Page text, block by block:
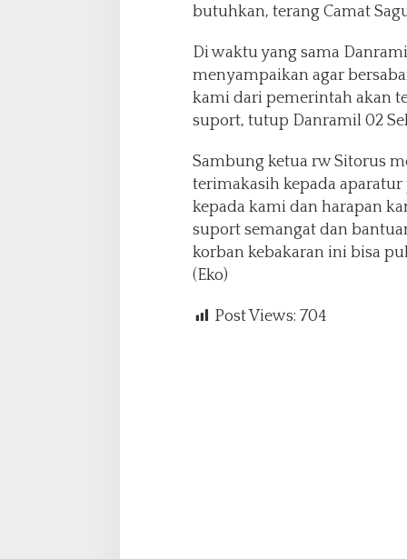
butuhkan, terang Camat
Di waktu yang sama
menyampaikan agar
kami dari pemerintah akan
suport, tutup Danramil 02
Sambung ketua rw Sitorus
terimakasih kepada
kepada kami dan harapan
suport semangat dan
korban kebakaran ini bisa
(Eko)
Post Views: 704